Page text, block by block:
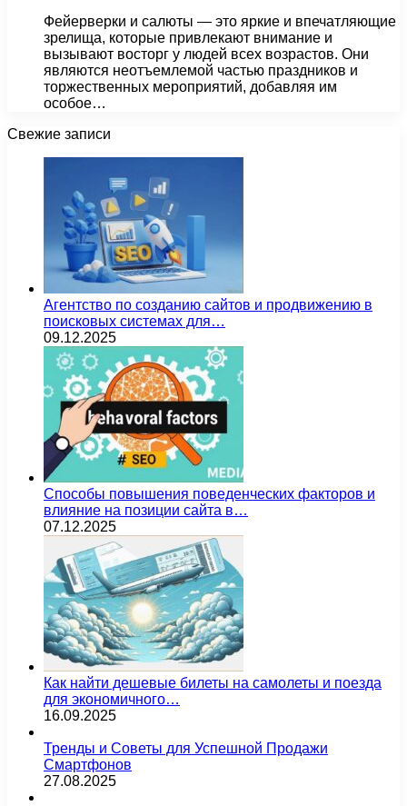
Фейерверки и салюты — это яркие и впечатляющие
зрелища, которые привлекают внимание и
вызывают восторг у людей всех возрастов. Они
являются неотъемлемой частью праздников и
торжественных мероприятий, добавляя им
особое…
Свежие записи
Агентство по созданию сайтов и продвижению в
поисковых системах для…
09.12.2025
Способы повышения поведенческих факторов и
влияние на позиции сайта в…
07.12.2025
Как найти дешевые билеты на самолеты и поезда
для экономичного…
16.09.2025
Тренды и Советы для Успешной Продажи
Смартфонов
27.08.2025